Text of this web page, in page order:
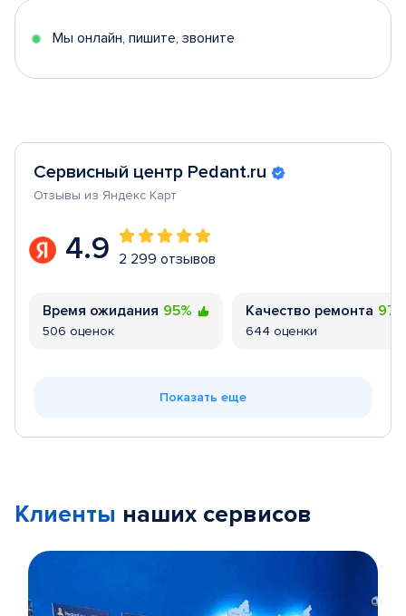
5
Мы онлайн, пишите, звоните
Сервисный центр Pedant.ru
Отзывы из Яндекс Карт
4.9 2 299 отзывов
Время ожидания 95%
506 оценок
Качество ремонта
644 оценки
Показать еще
Клиенты наших сервисов